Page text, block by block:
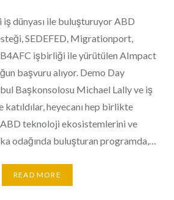
dünyası ile buluşturuyor ABD
SEDEFED, Migrationport,
işbirliği ile yürütülen AImpact
başvuru alıyor. Demo Day
Başkonsolosu Michael Lally ve iş
katıldılar, heyecanı hep birlikte
teknoloji ekosistemlerini ve
odağında buluşturan programda,…
READ MORE